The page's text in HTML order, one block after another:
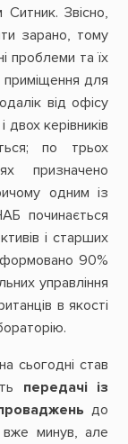
Звісно,
зарано, тому
проблеми та їх
приміщення для
від офісу
керівників
по трьох
призначено
одним із
починається
і старших
90%
управління
в якості
сьогодні став
передачі із
до
минув, але